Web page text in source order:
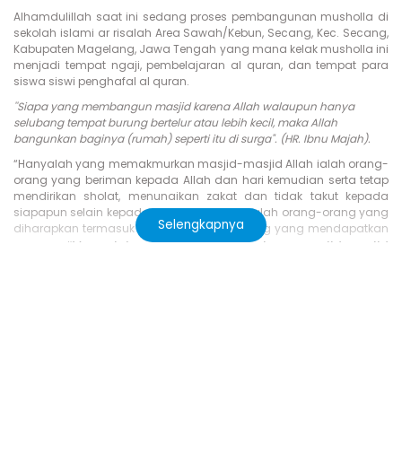
Alhamdulillah saat ini sedang proses pembangunan musholla di
sekolah islami ar risalah Area Sawah/Kebun, Secang, Kec. Secang,
Kabupaten Magelang, Jawa Tengah yang mana kelak musholla ini
menjadi tempat ngaji, pembelajaran al quran, dan tempat para
siswa siswi penghafal al quran.
''Siapa yang membangun masjid karena Allah walaupun hanya
selubang tempat burung bertelur atau lebih kecil, maka Allah
bangunkan baginya (rumah) seperti itu di surga". (HR. Ibnu Majah).
“Hanyalah yang memakmurkan masjid-masjid Allah ialah orang-
orang yang beriman kepada Allah dan hari kemudian serta tetap
mendirikan sholat, menunaikan zakat dan tidak takut kepada
siapapun selain kepada Allah maka merekalah orang-orang yang
diharapkan termasuk golongan orang-orang yang mendapatkan
“Hanyalah yang memakmurkan masjid-masjid
Selengkapnya